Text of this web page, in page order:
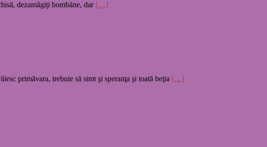
dezamăgiți bombăne, dar […]
primăvara, trebuie să simt şi speranţa şi toată beţia […]